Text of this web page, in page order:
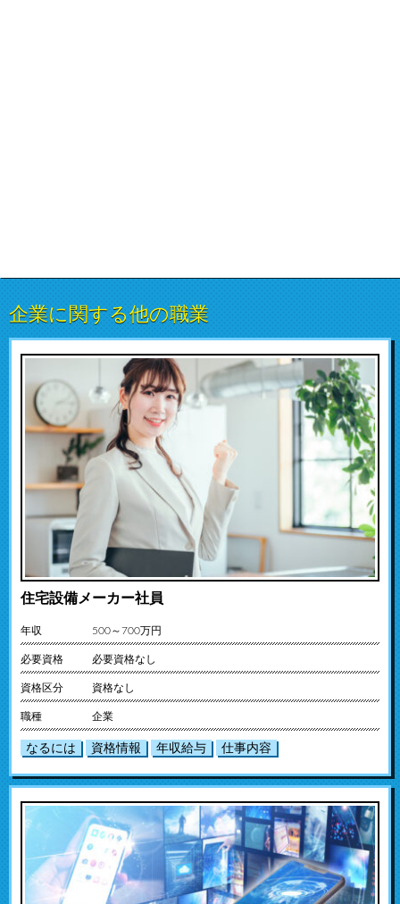
企業に関する他の職業
住宅設備メーカー社員
年収 500～700万円
必要資格 必要資格なし
資格区分 資格なし
職種 企業
なるには 資格情報 年収給与 仕事内容